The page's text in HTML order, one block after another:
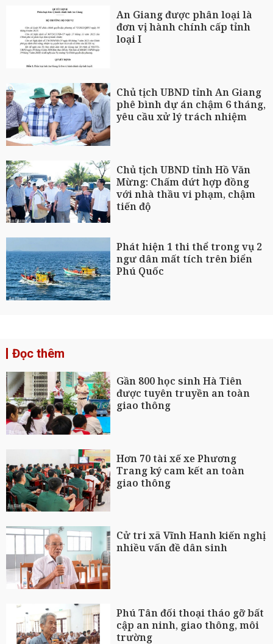
An Giang được phân loại là
đơn vị hành chính cấp tỉnh
loại I
Chủ tịch UBND tỉnh An Giang
phê bình dự án chậm 6 tháng,
yêu cầu xử lý trách nhiệm
Chủ tịch UBND tỉnh Hồ Văn
Mừng: Chấm dứt hợp đồng
với nhà thầu vi phạm, chậm
tiến độ
Phát hiện 1 thi thể trong vụ 2
ngư dân mất tích trên biển
Phú Quốc
Đọc thêm
Gần 800 học sinh Hà Tiên
được tuyên truyền an toàn
giao thông
Hơn 70 tài xế xe Phương
Trang ký cam kết an toàn
giao thông
Cử tri xã Vĩnh Hanh kiến nghị
nhiều vấn đề dân sinh
Phú Tân đối thoại tháo gỡ bất
cập an ninh, giao thông, môi
trường